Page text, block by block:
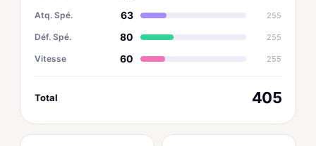
Atq. Spé. 63 255
Déf. Spé. 80 255
Vitesse 60 255
Total 405